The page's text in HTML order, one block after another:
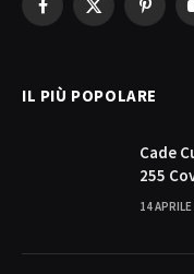
Facebook
X
IL PIÙ POPOLARE
Cade
255
14